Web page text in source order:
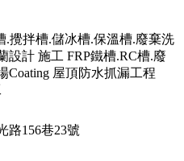
.攪拌槽.儲冰槽.保溫槽.廢棄洗
設計 施工 FRP鐵槽.RC槽.廢
Coating 屋頂防水抓漏工程
路156巷23號